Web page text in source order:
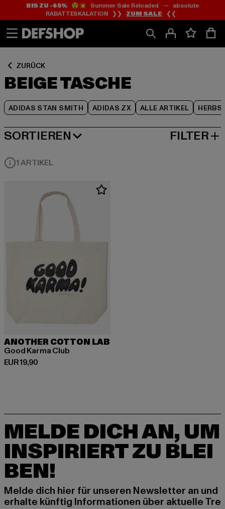
Zum
Inhalt
springen
Zum
Fußzeile
springen
BIS ZU -65%😲💥 Summer Sale Reloaded — absolute
RABATTESKALATION ❯❯ ZUM SALE ❮❮
ZURÜCK
BEIGE TASCHE
ADIDAS STAN SMITH ADIDAS ZX ALLE ARTIKEL
Zum
Produktraster
springen
SORTIEREN
BELIEBTESTE FILTER
1 ARTIKEL
ANOTHER COTTON LAB
Good Karma Club
EUR 19,90
Derzeitiger Preis: EUR 19,90
MELDE DICH AN, UM
INSPIRIERT ZU BLEI
BEN!
Melde dich hier für unseren Newsletter an und
erhalte künftig Informationen über aktuelle Tre